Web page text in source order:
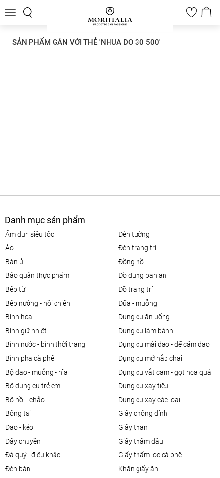
Toggle
0
SẢN PHẨM GÁN VỚI THẺ 'NHUA DO 30 500'
Danh mục sản phẩm
ấm đun siêu tốc
áo
bàn ủi
bảo quản thực phẩm
bếp từ
bếp nướng - nồi chiên
bình hoa
bình giữ nhiệt
bình nước - bình thời trang
bình pha cà phê
bộ dao - muỗng - nĩa
bộ dụng cụ trẻ em
bộ nồi - chảo
bông tai
dao - kéo
dây chuyền
đá quý - điêu khắc
đèn bàn
đèn tường
đèn trang trí
đồng hồ
đồ dùng bàn ăn
đồ trang trí
đũa - muỗng
dụng cụ ăn uống
dụng cụ làm bánh
dụng cụ mài dao - đế cắm dao
dụng cụ mở nắp chai
dụng cụ vắt cam - gọt hoa quả
dụng cụ xay tiêu
dụng cụ xay các loại
giấy chống dính
giấy than
giấy thấm dầu
giấy thấm lọc cà phê
khăn giấy ăn